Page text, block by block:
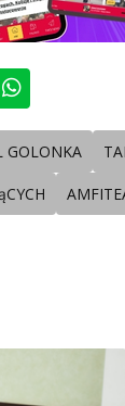
GOLONKA